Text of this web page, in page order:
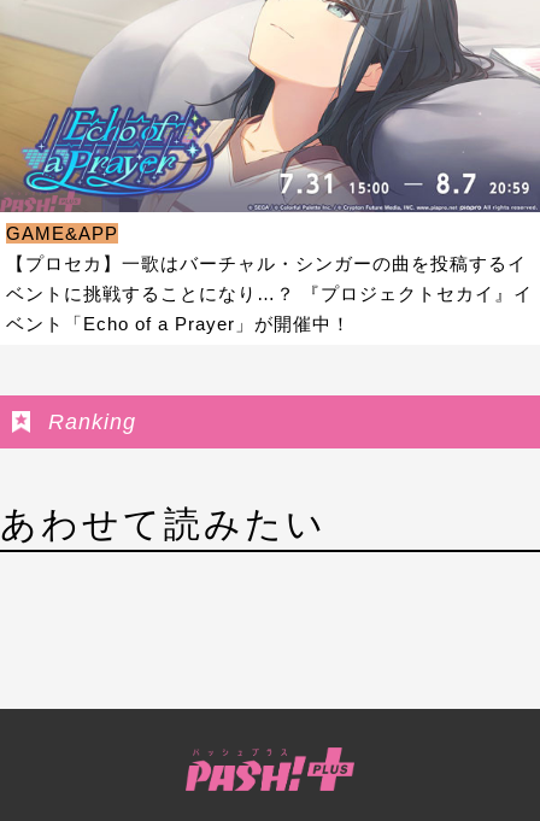
GAME&APP
【プロセカ】一歌はバーチャル・シンガーの曲を投稿するイ
ベントに挑戦することになり…？ 『プロジェクトセカイ』イ
ベント「Echo of a Prayer」が開催中！
Ranking
あわせて読みたい